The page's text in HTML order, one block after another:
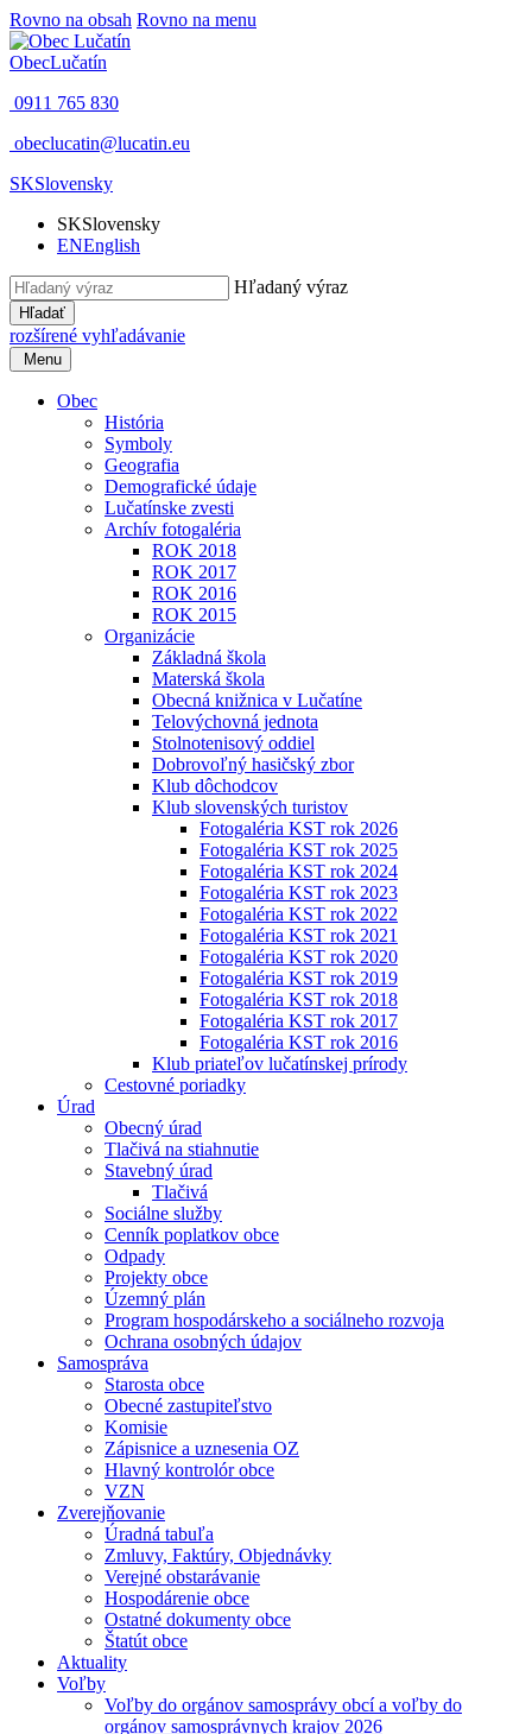
Rovno na obsah Rovno na menu
ObecLučatín
0911 765 830
obeclucatin@lucatin.eu
SKSlovensky
SKSlovensky
ENEnglish
Hľadaný výraz
Hľadať
rozšírené vyhľadávanie
Menu
Obec
História
Symboly
Geografia
Demografické údaje
Lučatínske zvesti
Archív fotogaléria
ROK 2018
ROK 2017
ROK 2016
ROK 2015
Organizácie
Základná škola
Materská škola
Obecná knižnica v Lučatíne
Telovýchovná jednota
Stolnotenisový oddiel
Dobrovoľný hasičský zbor
Klub dôchodcov
Klub slovenských turistov
Fotogaléria KST rok 2026
Fotogaléria KST rok 2025
Fotogaléria KST rok 2024
Fotogaléria KST rok 2023
Fotogaléria KST rok 2022
Fotogaléria KST rok 2021
Fotogaléria KST rok 2020
Fotogaléria KST rok 2019
Fotogaléria KST rok 2018
Fotogaléria KST rok 2017
Fotogaléria KST rok 2016
Klub priateľov lučatínskej prírody
Cestovné poriadky
Úrad
Obecný úrad
Tlačivá na stiahnutie
Stavebný úrad
Tlačivá
Sociálne služby
Cenník poplatkov obce
Odpady
Projekty obce
Územný plán
Program hospodárskeho a sociálneho rozvoja
Ochrana osobných údajov
Samospráva
Starosta obce
Obecné zastupiteľstvo
Komisie
Zápisnice a uznesenia OZ
Hlavný kontrolór obce
VZN
Zverejňovanie
Úradná tabuľa
Zmluvy, Faktúry, Objednávky
Verejné obstarávanie
Hospodárenie obce
Ostatné dokumenty obce
Štatút obce
Aktuality
Voľby
Voľby do orgánov samosprávy obcí a voľby do
orgánov samosprávnych krajov 2026